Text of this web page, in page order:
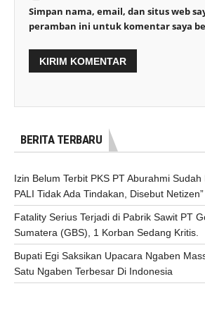
Simpan nama, email, dan situs web
peramban ini untuk komentar saya
BERITA TERBARU
Izin Belum Terbit PKS PT Aburahmi
PALI Tidak Ada Tindakan, Disebut
Fatality Serius Terjadi di Pabrik Sawit PT
Sumatera (GBS), 1 Korban Sedang Kritis.
Bupati Egi Saksikan Upacara Ngaben
Satu Ngaben Terbesar Di Indonesia